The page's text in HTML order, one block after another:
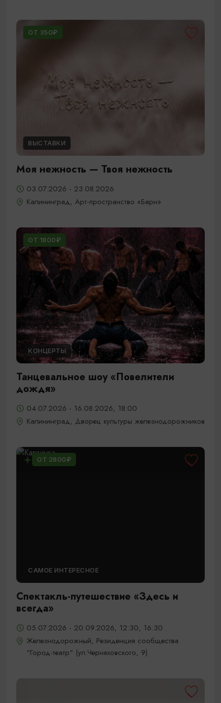
ОТ 350₽
ВЫСТАВКИ
Моя нежность — Твоя нежность
03.07.2026 - 23.08.2026
Калининград, Арт-пространство «Барн»
ОТ 1800₽
КОНЦЕРТЫ
Танцевальное шоу «Повелители
дождя»
04.07.2026 - 16.08.2026, 18:00
Калининград, Дворец культуры железнодорожников
ОТ 2800₽
САМОЕ ИНТЕРЕСНОЕ
Спектакль-путешествие «Здесь и
всегда»
05.07.2026 - 20.09.2026, 12:30, 16:30
Железнодорожный, Резиденция сообщества
"Город-театр" (ул.Черняховского, 9)